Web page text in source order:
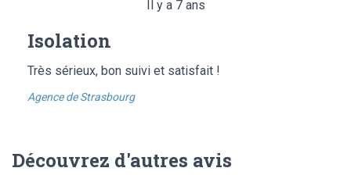
Il y a 7 ans
Isolation
Très sérieux, bon suivi et satisfait !
Agence de Strasbourg
Découvrez d'autres avis